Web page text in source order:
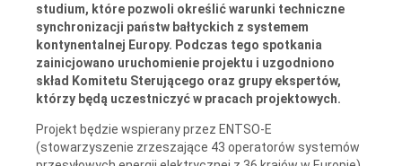
studium, które pozwoli określić warunki techniczne
synchronizacji państw bałtyckich z systemem
kontynentalnej Europy. Podczas tego spotkania
zainicjowano uruchomienie projektu i uzgodniono
skład Komitetu Sterującego oraz grupy ekspertów,
którzy będą uczestniczyć w pracach projektowych.
Projekt będzie wspierany przez ENTSO-E
(stowarzyszenie zrzeszające 43 operatorów systemów